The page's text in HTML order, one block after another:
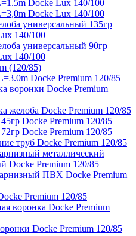
Docke Lux 140/100
Docke Lux 140/100
универсальный 135гр
140/100
универсальный 90гр
140/100
(120/85)
Docke Premium 120/85
воронки Docke Premium
желоба Docke Premium 120/85
Docke Premium 120/85
Docke Premium 120/85
труб Docke Premium 120/85
металлический
Docke Premium 120/85
ПВХ Docke Premium
Premium 120/85
воронка Docke Premium
Docke Premium 120/85